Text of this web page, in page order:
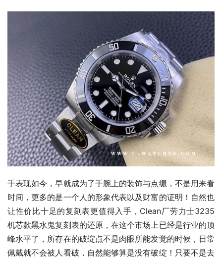
手表现如今，早就成为了手腕上的装饰与点缀，不是用来看
时间，更多的是一个人的形象代表以及财富的证明！自然也
让性价比十足的复刻表更值得入手，Clean厂劳力士3235
机芯款黑水鬼复刻表的还原，在这个市场上已经是行业的顶
峰水平了，所存在的破绽点不是肉眼所能发觉的时候，日常
佩戴就不会被人看破，自然能够算是没有破绽！只要不是去